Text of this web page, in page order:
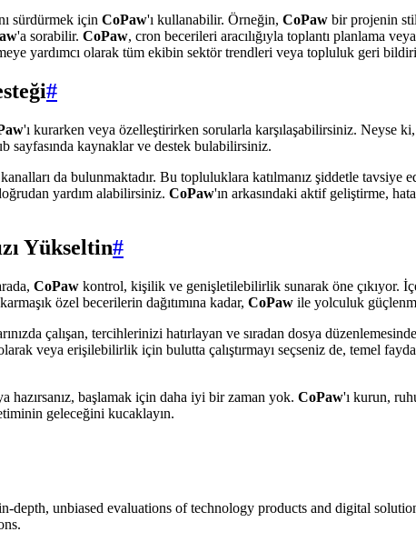
sürdürmek için CoPaw'ı kullanabilir. Örneğin, CoPaw bir projenin
'a sorabilir. CoPaw, cron becerileri aracılığıyla toplantı planlama
yardımcı olarak tüm ekibin sektör trendleri veya topluluk geri
#
'ı kurarken veya özelleştirirken sorularla karşılaşabilirsiniz. Neyse ki,
sayfasında kaynaklar ve destek bulabilirsiniz.
da bulunmaktadır. Bu topluluklara katılmanız şiddetle tavsiye
yardım alabilirsiniz. CoPaw'ın arkasındaki aktif geliştirme,
Yükseltin#
CoPaw kontrol, kişilik ve genişletilebilirlik sunarak öne çıkıyor.
özel becerilerin dağıtımına kadar, CoPaw ile yolculuk
çalışan, tercihlerinizi hatırlayan ve sıradan dosya
veya erişilebilirlik için bulutta çalıştırmayı seçseniz de, temel
hazırsanız, başlamak için daha iyi bir zaman yok. CoPaw'ı kurun,
geleceğini kucaklayın.
unbiased evaluations of technology products and digital